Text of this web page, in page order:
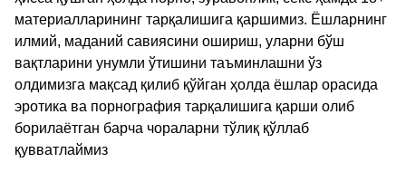
материалларининг тарқалишига қаршимиз. Ёшларнинг
илмий, маданий савиясини ошириш, уларни бўш
вақтларини унумли ўтишини таъминлашни ўз
олдимизга мақсад қилиб қўйган ҳолда ёшлар орасида
эротика ва порнография тарқалишига қарши олиб
борилаётган барча чораларни тўлиқ қўллаб
қувватлаймиз